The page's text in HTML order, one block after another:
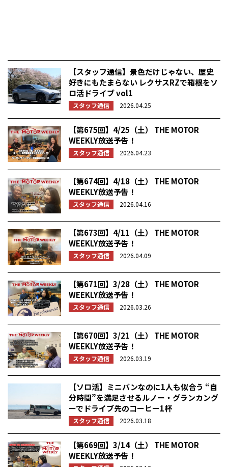
【スタッフ通信】景色だけじゃない、歴史
好きにもたまらない レクサスRZで箱根をソ
ロ活ドライブ vol1
スタッフ通信 2026.04.25
【第675回】4/25（土） THE MOTOR
WEEKLY放送予告！
スタッフ通信 2026.04.23
【第674回】4/18（土） THE MOTOR
WEEKLY放送予告！
スタッフ通信 2026.04.16
【第673回】4/11（土） THE MOTOR
WEEKLY放送予告！
スタッフ通信 2026.04.09
【第671回】3/28（土） THE MOTOR
WEEKLY放送予告！
スタッフ通信 2026.03.26
【第670回】3/21（土） THE MOTOR
WEEKLY放送予告！
スタッフ通信 2026.03.19
【ソロ活】ミニバンなのに1人も似合う “自
分時間”を満足させるルノー・グランカング
ーでドライブ先のコーヒー1杯
スタッフ通信 2026.03.18
【第669回】3/14（土） THE MOTOR
WEEKLY放送予告！